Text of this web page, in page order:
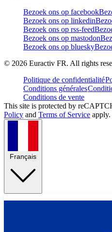
Bezoek ons op facebook
Bezoek ons op linkedin
Bezoek ons op rss-feed
Bezoek ons op mastodon
Bezoek ons op bluesky
© 2026 Euractiv FR. All rights
Politique de confidentialité
Conditions générales
Conditions de vente
This site is protected by
Policy and Terms of Service apply.
Français